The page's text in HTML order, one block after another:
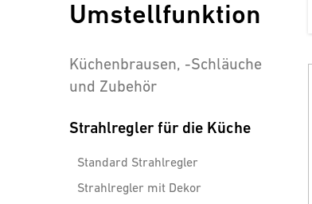
Umstellfunktion
Küchenbrausen, -Schläuche
und Zubehör
Strahlregler für die Küche
Standard Strahlregler
Strahlregler mit Dekor